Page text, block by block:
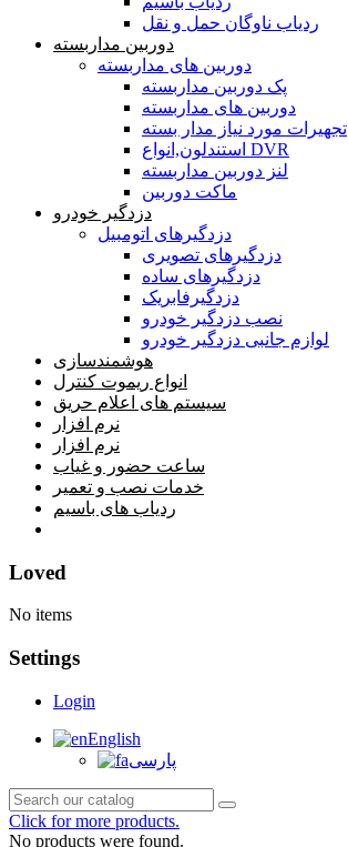
ردیاب ناوگان حمل و نقل
دوربین مداربسته
دوربین های مداربسته
پک دوربین مداربسته
دوربین های مداربسته
تجهیرات مورد نیاز مدار بسته
استندلون,انواع DVR
لنز دوربین مداربسته
ماکت دوربین
دزدگیر خودرو
دزدگیرهای اتومبیل
دزدگیرهای تصویری
دزدگیرهای ساده
دزدگیرفابریک
نصب دزدگیر خودرو
لوازم جانبی دزدگیر خودرو
هوشمندسازی
انواع ریموت کنترل
سیستم های اعلام حریق
نرم افزار
نرم افزار
ساعت حضور و غیاب
خدمات نصب و تعمیر
ردیاب های باسیم
Loved
No items
Settings
Login
English
پارسی
Click for more products.
No products were found.